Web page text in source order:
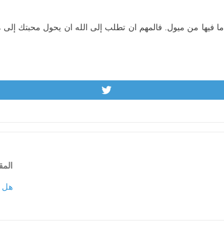
فيها من ميول. فالمهم ان تطلب إلى الله ان يحول محبتك إلى
هل